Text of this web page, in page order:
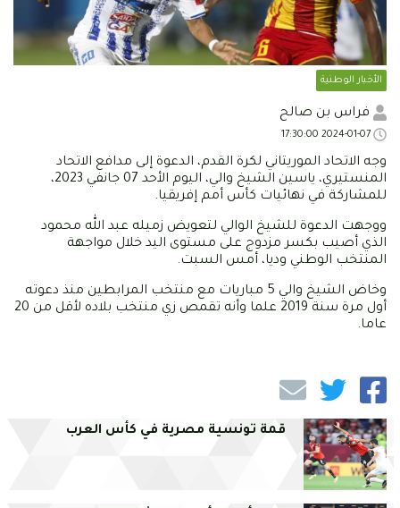
الأخبار الوطنية
فراس بن صالح
وجه الاتحاد الموريتاني لكرة القدم، الدعوة إلى مدافع الاتحاد
المنستيري، ياسين الشيخ والي، اليوم الأحد 07 جانفي 2023،
للمشاركة في نهائيات كأس أمم إفريقيا.
ووجهت الدعوة للشيخ الوالي لتعويض زميله عبد الله محمود
الذي أصيب بكسر مزدوج على مستوى اليد خلال مواجهة
المنتخب الوطني وديا، أمس السبت.
وخاض الشيخ والي 5 مباريات مع منتخب المرابطين منذ دعوته
أول مرة سنة 2019 علما وأنه تقمص زي منتخب بلاده لأقل من 20
عاما.
قمة تونسية مصرية في كأس العرب